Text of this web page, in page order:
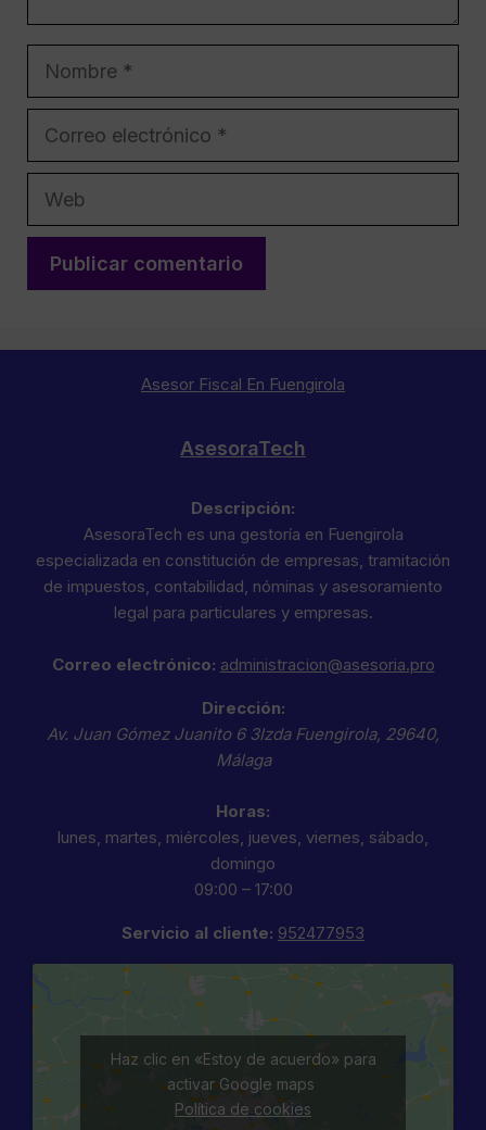
Asesor Fiscal En Fuengirola
AsesoraTech
Descripción:
AsesoraTech es una gestoría en Fuengirola
especializada en constitución de empresas, tramitación
de impuestos, contabilidad, nóminas y asesoramiento
legal para particulares y empresas.
Correo electrónico: administracion@asesoria.pro
Dirección:
Av. Juan Gómez Juanito 6 3Izda Fuengirola, 29640,
Málaga
Horas:
lunes, martes, miércoles, jueves, viernes, sábado,
domingo
09:00 – 17:00
Servicio al cliente: 952477953
Haz clic en «Estoy de acuerdo» para
activar Google maps
Política de cookies